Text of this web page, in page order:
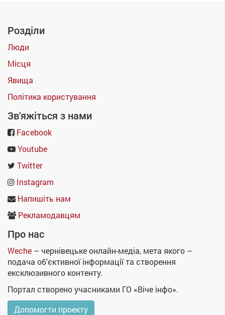
Розділи
Люди
Місця
Явища
Політика користування
Зв'яжіться з нами
Facebook
Youtube
Twitter
Instagram
Напишіть нам
Рекламодавцям
Про нас
Weche – чернівецьке онлайн-медіа, мета якого –
подача об'єктивної інформації та створення
ексклюзивного контенту.
Портал створено учасниками ГО «Віче інфо».
Допомогти проекту